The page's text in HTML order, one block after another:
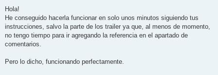
s
Hola!
He conseguido hacerla funcionar en solo unos minutos siguiendo tus
instrucciones, salvo la parte de los trailer ya que, al menos de momento,
no tengo tiempo para ir agregando la referencia en el apartado de
comentarios.
Pero lo dicho, funcionando perfectamente.